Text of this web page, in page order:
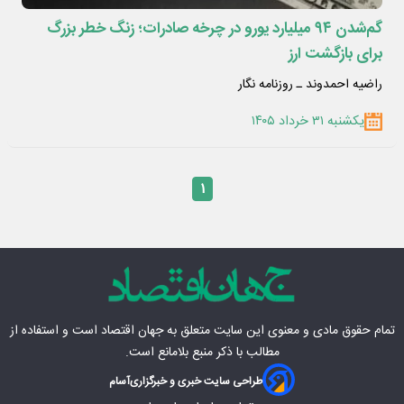
گم‌شدن ۹۴ میلیارد یورو در چرخه صادرات؛ زنگ خطر بزرگ
برای بازگشت ارز
راضیه احمدوند ـ روزنامه نگار
یکشنبه ۳۱ خرداد ۱۴۰۵
۱
تمام حقوق مادی‌ و معنوی این سایت متعلق بهجهان اقتصاد است و استفاده از
مطالب با ذکر منبع بلامانع است.
طراحی سایت خبری و خبرگزاریآسام